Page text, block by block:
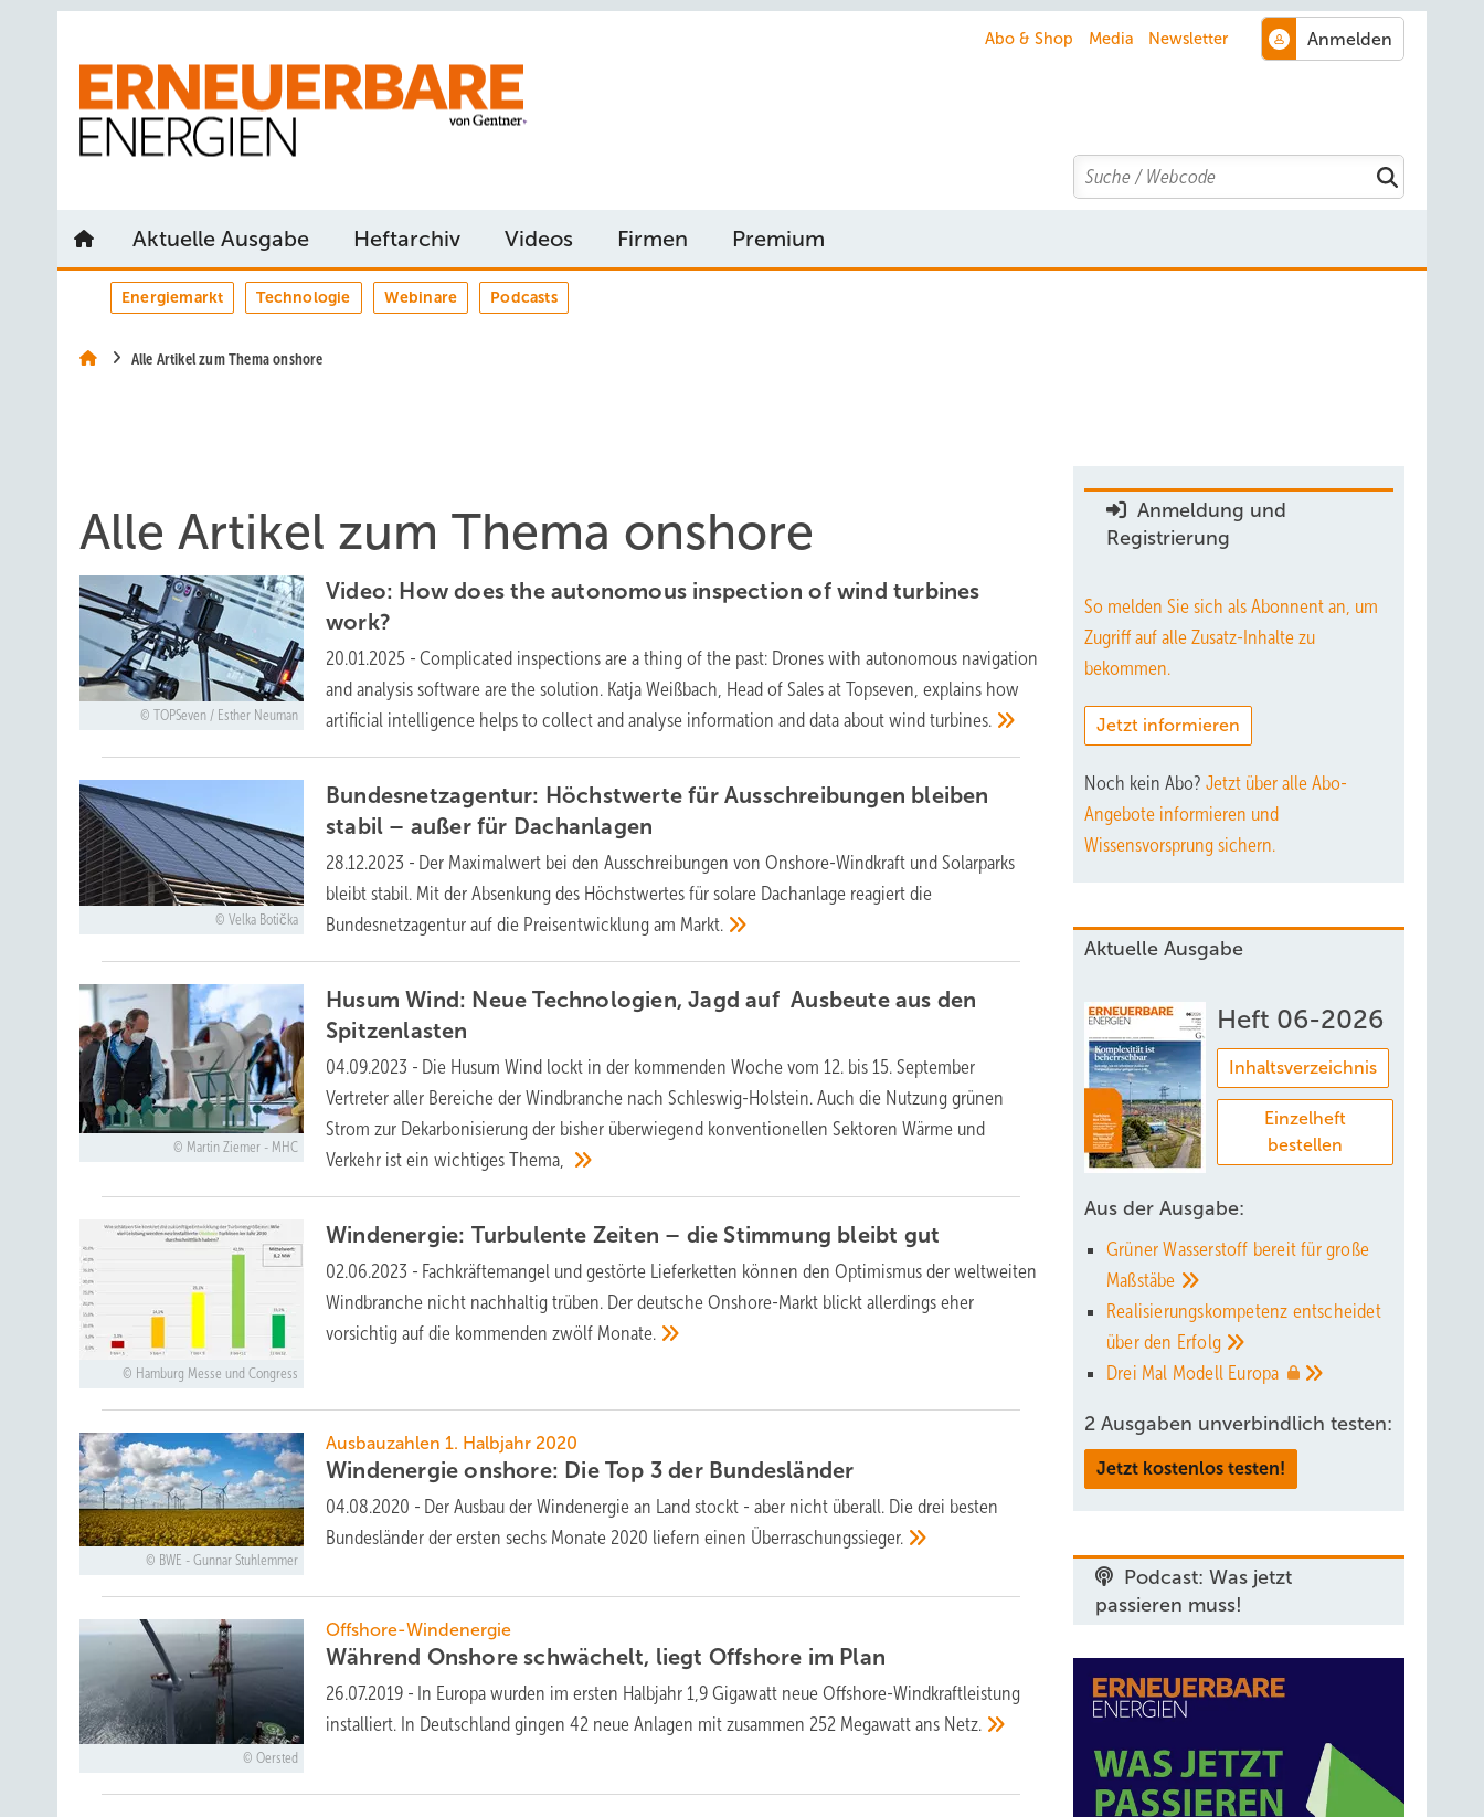
Abo & Shop Media Newsletter
Search
Aktuelle Ausgabe Heftarchiv Videos Firmen Premium
Energiemarkt Technologie Webinare Podcasts
Alle Artikel zum Thema onshore
Alle Artikel zum Thema onshore
TOPSeven / Esther Neuman
Video: How does the autonomous inspection of wind turbines
work?
20.01.2025 - Complicated inspections are a thing of the past: Drones with autonomous navigation
and analysis software are the solution. Katja Weißbach, Head of Sales at Topseven, explains how
artificial intelligence helps to collect and analyse information and data about windturbines.
Velka Botička
Bundesnetzagentur: Höchstwerte für Ausschreibungen bleiben
stabil – außer für Dachanlagen
28.12.2023 - Der Maximalwert bei den Ausschreibungen von Onshore-Windkraft und Solarparks
bleibt stabil. Mit der Absenkung des Höchstwertes für solare Dachanlage reagiert die
Bundesnetzagentur auf die Preisentwicklung am Markt.
Martin Ziemer - MHC
Husum Wind: Neue Technologien, Jagd auf Ausbeute aus den
Spitzenlasten
04.09.2023 - Die Husum Wind lockt in der kommenden Woche vom 12. bis 15. September
Vertreter aller Bereiche der Windbranche nach Schleswig-Holstein. Auch die Nutzung grünen
Strom zur Dekarbonisierung der bisher überwiegend konventionellen Sektoren Wärme und
Verkehr ist ein wichtigesThema,
Hamburg Messe und Congress
Windenergie: Turbulente Zeiten – die Stimmung bleibt gut
02.06.2023 - Fachkräftemangel und gestörte Lieferketten können den Optimismus der weltweiten
Windbranche nicht nachhaltig trüben. Der deutsche Onshore-Markt blickt allerdings eher
vorsichtig auf die kommenden zwölf Monate.
BWE - Gunnar Stuhlemmer
Ausbauzahlen 1. Halbjahr 2020
Windenergie onshore: Die Top 3 der Bundesländer
04.08.2020 - Der Ausbau der Windenergie an Land stockt - aber nicht überall. Die drei besten
Bundesländer der ersten sechs Monate 2020 liefern einen Überraschungssieger.
Oersted
Offshore-Windenergie
Während Onshore schwächelt, liegt Offshore im Plan
26.07.2019 - In Europa wurden im ersten Halbjahr 1,9 Gigawatt neue Offshore-Windkraftleistung
installiert. In Deutschland gingen 42 neue Anlagen mit zusammen 252 Megawatt ans Netz.
Anmeldung und
Registrierung
So melden Sie sich als Abonnent an, um
Zugriff auf alle Zusatz-Inhalte zu
bekommen.
Jetzt informieren
Noch kein Abo? Jetzt über alle Abo-
Angebote informieren und
Wissensvorsprung sichern.
Aktuelle Ausgabe
Heft 06-2026
Inhaltsverzeichnis
Einzelheft
bestellen
Aus der Ausgabe:
Grüner Wasserstoff bereit für große
Maßstäbe
Realisierungskompetenz entscheidet
über den Erfolg
Drei Mal Modell Europa
2 Ausgaben unverbindlich testen:
Jetzt kostenlos testen!
Podcast: Was jetzt
passieren muss!